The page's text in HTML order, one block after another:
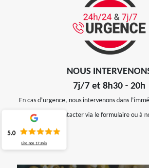
NOUS
7j/7 et 8h30 - 20h
En cas d’urgence, nous intervenons dans
à nous contacter via le formulaire ou à
5.0
Lire nos 17 avis